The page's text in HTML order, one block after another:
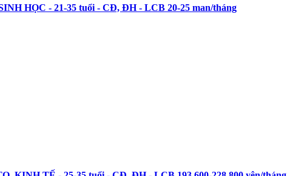
HỌC - 21-35 tuổi - CĐ, ĐH - LCB 20-25 man/tháng